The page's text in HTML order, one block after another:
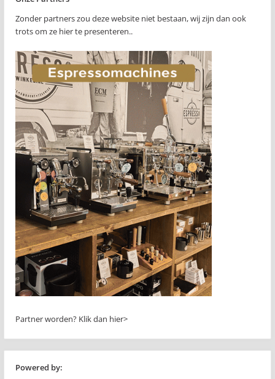
Zonder partners zou deze website niet bestaan, wij zijn dan ook
trots om ze hier te presenteren..
Partner worden? Klik dan hier>
Powered by: